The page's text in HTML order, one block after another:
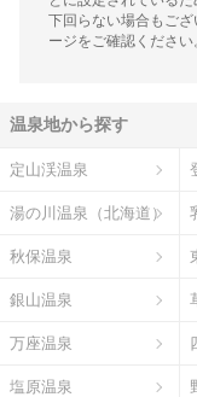
下回らない場合もご
ージをご確認ください
温泉地から探す
定山渓温泉
湯の川温泉（北海道）
秋保温泉
銀山温泉
万座温泉
塩原温泉